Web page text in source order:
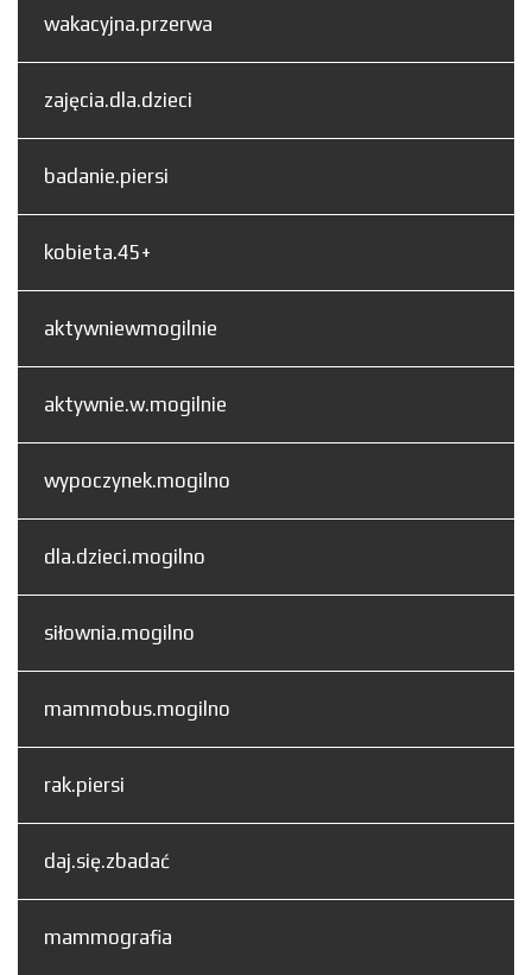
wakacyjna.przerwa
zajęcia.dla.dzieci
badanie.piersi
kobieta.45+
aktywniewmogilnie
aktywnie.w.mogilnie
wypoczynek.mogilno
dla.dzieci.mogilno
siłownia.mogilno
mammobus.mogilno
rak.piersi
daj.się.zbadać
mammografia